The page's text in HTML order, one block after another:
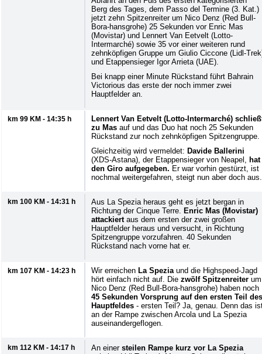
Berg des Tages, dem Passo del Termine (3. Kat.)
jetzt zehn Spitzenreiter um Nico Denz (Red Bull-
Bora-hansgrohe) 25 Sekunden vor Enric Mas
(Movistar) und Lennert Van Eetvelt (Lotto-
Intermarché) sowie 35 vor einer weiteren rund
zehnköpfigen Gruppe um Giulio Ciccone (Lidl-
und Etappensieger Igor Arrieta (UAE).
Bei knapp einer Minute Rückstand führt Bahrain
Victorious das erste der noch immer zwei
Hauptfelder an.
km 99 KM - 14:35 h
Lennert Van Eetvelt (Lotto-Intermarché)
zu Mas auf und das Duo hat noch 25 Sekunden
Rückstand zur noch zehnköpfigen Spitzengruppe.
Gleichzeitig wird vermeldet: Davide Ballerini
(XDS-Astana), der Etappensieger von Neapel,
hat
den Giro aufgegeben. Er war vorhin gestürzt, ist
nochmal weitergefahren, steigt nun aber doch aus.
km 100 KM - 14:31 h
Aus La Spezia heraus geht es jetzt bergan in
Richtung der Cinque Terre.
Enric Mas (Movistar)
attackiert aus dem ersten der zwei großen
Hauptfelder heraus und versucht, in Richtung
Spitzengruppe vorzufahren. 40 Sekunden
Rückstand nach vorne hat er.
km 107 KM - 14:23 h Wir erreichen La Spezia und die Highspeed-Jagd
hört einfach nicht auf. Die zwölf Spitzenreiter um
Nico Denz (Red Bull-Bora-hansgrohe) haben noch
45 Sekunden Vorsprung auf den ersten Teil des
Hauptfeldes - ersten Teil? Ja, genau. Denn das
an der Rampe zwischen Arcola und La Spezia
auseinandergeflogen.
km 112 KM - 14:17 h An einer steilen Rampe kurz vor La Spezia